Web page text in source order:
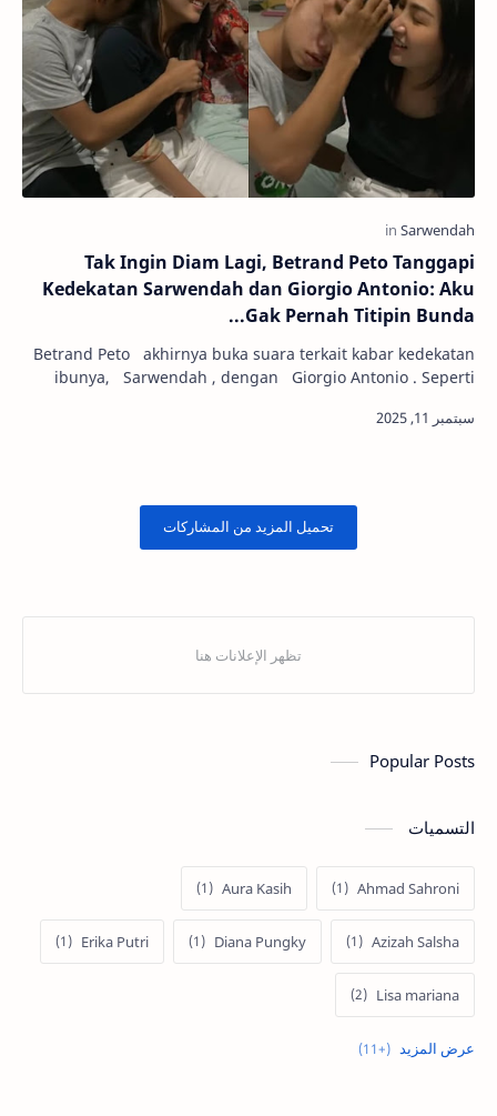
Tak Ingin Diam Lagi, Betrand Peto Tanggapi
Kedekatan Sarwendah dan Giorgio Antonio: Aku
Gak Pernah Titipin Bunda...
Betrand Peto akhirnya buka suara terkait kabar kedekatan
ibunya, Sarwendah , dengan Giorgio Antonio . Seperti
Popular Posts
التسميات
Ahmad Sahroni
Aura Kasih
Azizah Salsha
Diana Pungky
Erika Putri
Lisa mariana
Lucinta Luna